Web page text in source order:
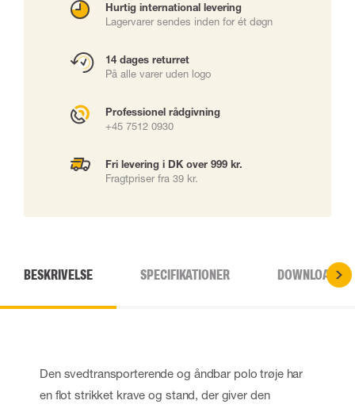
Hurtig international levering
Lagervarer sendes inden for ét døgn
14 dages returret
På alle varer uden logo
Professionel rådgivning
+45 7512 0930
Fri levering i DK over 999 kr.
Fragtpriser fra 39 kr.
BESKRIVELSE SPECIFIKATIONER DOWNLOADS
Den svedtransporterende og åndbar polo trøje har
en flot strikket krave og stand, der giver den